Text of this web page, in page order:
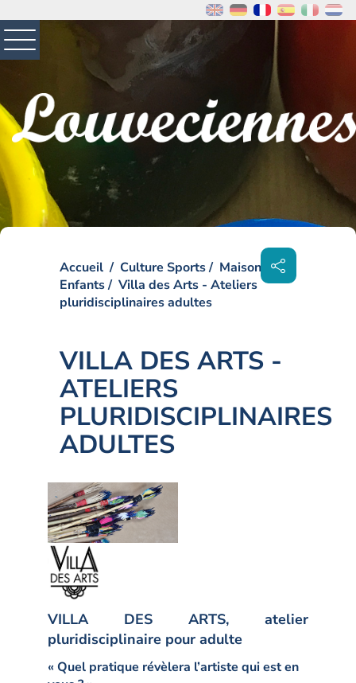
MENU
PRINCIPAL
Visiter la page accueil du site de Louveciennes
Accueil Culture Sports
Maison des
Enfants
Villa des Arts - Ateliers
pluridisciplinaires adultes
Partager
sur les
réseaux
sociaux
VILLA DES ARTS -
ATELIERS
PLURIDISCIPLINAIRES
ADULTES
VILLA DES ARTS, atelier
pluridisciplinaire pour adulte
« Quel pratique révèlera l’artiste qui est en